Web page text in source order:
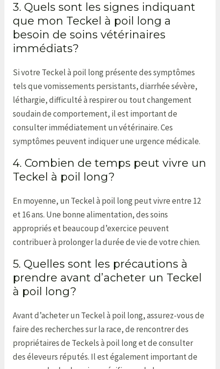
3. Quels sont les signes indiquant
que mon Teckel à poil long a
besoin de soins vétérinaires
immédiats?
Si votre Teckel à poil long présente des symptômes
tels que vomissements persistants, diarrhée sévère,
léthargie, difficulté à respirer ou tout changement
soudain de comportement, il est important de
consulter immédiatement un vétérinaire. Ces
symptômes peuvent indiquer une urgence médicale.
4. Combien de temps peut vivre un
Teckel à poil long?
En moyenne, un Teckel à poil long peut vivre entre 12
et 16 ans. Une bonne alimentation, des soins
appropriés et beaucoup d’exercice peuvent
contribuer à prolonger la durée de vie de votre chien.
5. Quelles sont les précautions à
prendre avant d’acheter un Teckel
à poil long?
Avant d’acheter un Teckel à poil long, assurez-vous de
faire des recherches sur la race, de rencontrer des
propriétaires de Teckels à poil long et de consulter
des éleveurs réputés. Il est également important de